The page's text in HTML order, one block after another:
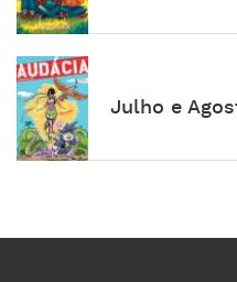
Julho e